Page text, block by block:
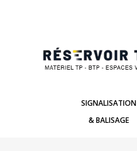
SIGNALISATION
& BALISAGE